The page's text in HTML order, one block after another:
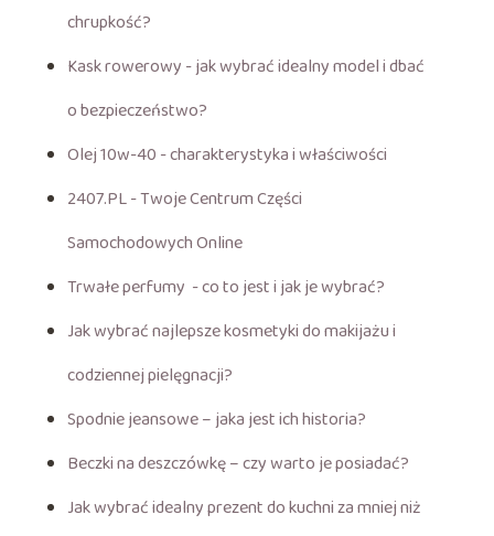
chrupkość?
Kask rowerowy - jak wybrać idealny model i dbać
o bezpieczeństwo?
Olej 10w-40 - charakterystyka i właściwości
2407.PL - Twoje Centrum Części
Samochodowych Online
Trwałe perfumy - co to jest i jak je wybrać?
Jak wybrać najlepsze kosmetyki do makijażu i
codziennej pielęgnacji?
Spodnie jeansowe – jaka jest ich historia?
Beczki na deszczówkę – czy warto je posiadać?
Jak wybrać idealny prezent do kuchni za mniej niż